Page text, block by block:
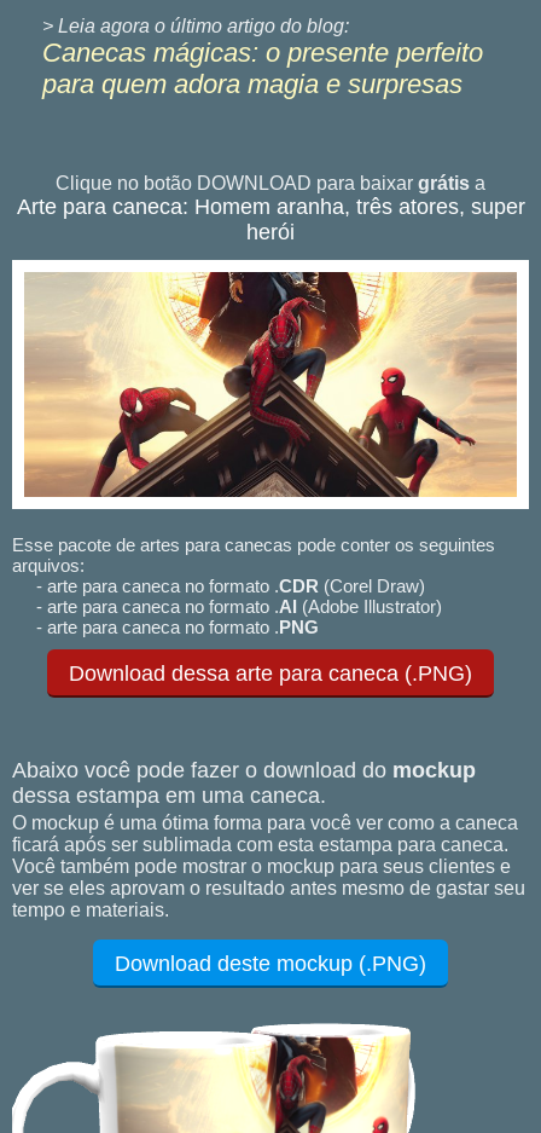
> Leia agora o último artigo do blog:
Canecas mágicas: o presente perfeito
para quem adora magia e surpresas
Clique no botão DOWNLOAD para baixar grátis a
Arte para caneca: Homem aranha, três atores, super
herói
Esse pacote de artes para canecas pode conter os seguintes
arquivos:
- arte para caneca no formato .CDR (Corel Draw)
- arte para caneca no formato .AI (Adobe Illustrator)
- arte para caneca no formato .PNG
Download dessa arte para caneca (.PNG)
Abaixo você pode fazer o download do mockup
dessa estampa em uma caneca.
O mockup é uma ótima forma para você ver como a caneca
ficará após ser sublimada com esta estampa para caneca.
Você também pode mostrar o mockup para seus clientes e
ver se eles aprovam o resultado antes mesmo de gastar seu
tempo e materiais.
Download deste mockup (.PNG)